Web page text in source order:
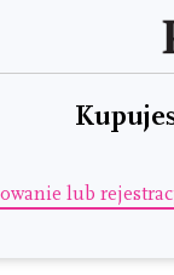
lub